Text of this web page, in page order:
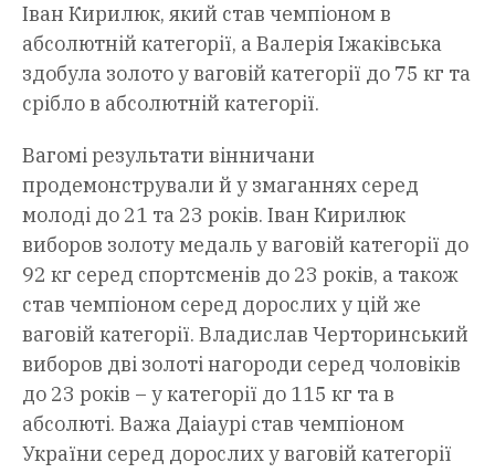
Іван Кирилюк, який став чемпіоном в
абсолютній категорії, а Валерія Іжаківська
здобула золото у ваговій категорії до 75 кг та
срібло в абсолютній категорії.
Вагомі результати вінничани
продемонстрували й у змаганнях серед
молоді до 21 та 23 років. Іван Кирилюк
виборов золоту медаль у ваговій категорії до
92 кг серед спортсменів до 23 років, а також
став чемпіоном серед дорослих у цій же
ваговій категорії. Владислав Черторинський
виборов дві золоті нагороди серед чоловіків
до 23 років – у категорії до 115 кг та в
абсолюті. Важа Даіаурі став чемпіоном
України серед дорослих у ваговій категорії